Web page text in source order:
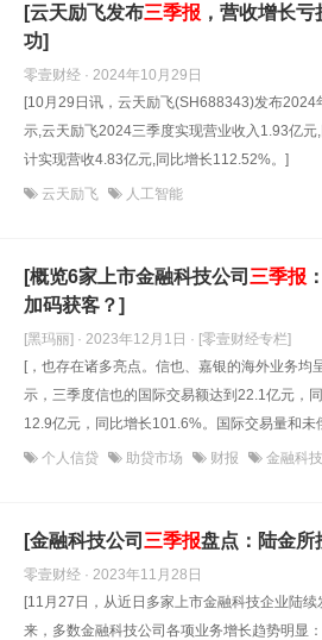
[云天励飞发布三季报 ，营收增长
功]
零壹财经 · 2024年10月29日
[10月29日讯，云天励飞(SH688343)发布2024
示,云天励飞2024三季度实现营业收入1.93亿
计实现营收4.83亿元,同比增长112.52%。]
云天励飞 人工智能
[概览6家上市金融科技公司 三季报
加码获客？]
[黑玛丽] · 2023年12月1日 · [零壹财经专栏]
[，也存在诸多亮点。信也、嘉银的海外业务均
示，三季度信也的国际交易额达到22.1亿元，
12.9亿元，同比增长101.6%。国际交易量和未
个人信贷 助贷市场 财报 金融科技
[金融科技公司 三季报盘点：陆金所
零壹财经 · 2023年11月28日
[11月27日，从近日多家上市金融科技企业陆
来，多数金融科技公司各项业务增长趋势明显